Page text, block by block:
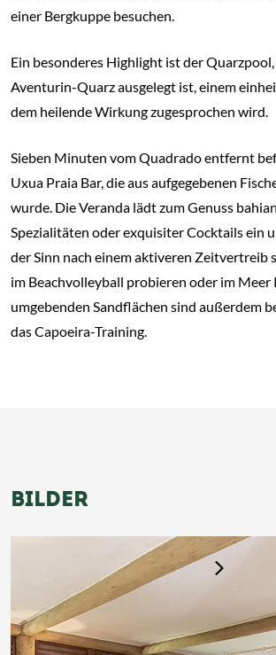
einer Bergkuppe besuchen.
Ein besonderes Highlight ist der
Aventurin-Quarz ausgelegt ist, einem
dem heilende Wirkung zugesprochen wird.
Sieben Minuten vom Quadrado entfernt
Uxua Praia Bar, die aus aufgegebenen
wurde. Die Veranda lädt zum Genuss
Spezialitäten oder exquisiter Cocktails ein
der Sinn nach einem aktiveren Zeitvertreib
im Beachvolleyball probieren oder im Meer
umgebenden Sandflächen sind außerdem
das Capoeira-Training.
BILDER